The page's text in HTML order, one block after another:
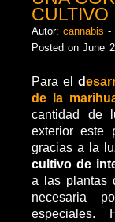
Autor:cannabis -
Posted on June
Para el d
de la
cantidad de
exterior este
gracias a la
cultivo de
a las plantas
necesaria